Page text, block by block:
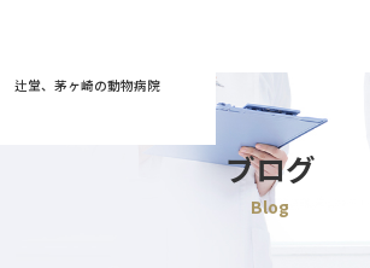
辻堂、茅ヶ崎の動物病院
ブログ
Blog